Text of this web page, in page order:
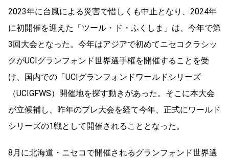
2023年に台風による災害で惜しくも中止となり、2024年
に初開催を迎えた「ツール・ド・ふくしま」は、今年で第
3回大会となった。今年はアジアで初めてニセコクラシッ
クがUCIグランフォンド世界選手権を開催することを受
け、国内での「UCIグランフォンドワールドシリーズ
（UCIGFWS）開催地を探す動きがあった。そこに本大会
が立候補し、昨年のプレ大会を経て今年、正式にワールド
シリーズの1戦として開催されることとなった。
8月に北海道・ニセコで開催されるグランフォンド世界選